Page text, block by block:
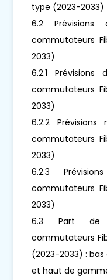
type (2023-2033)
6.2
commutateurs
2033)
6.2.1
commutateurs
2033)
6.2.2
commutateurs
2033)
6.2.3
commutateurs
2033)
6.3 Part de
commutateurs
(2023-2033) :
et haut de